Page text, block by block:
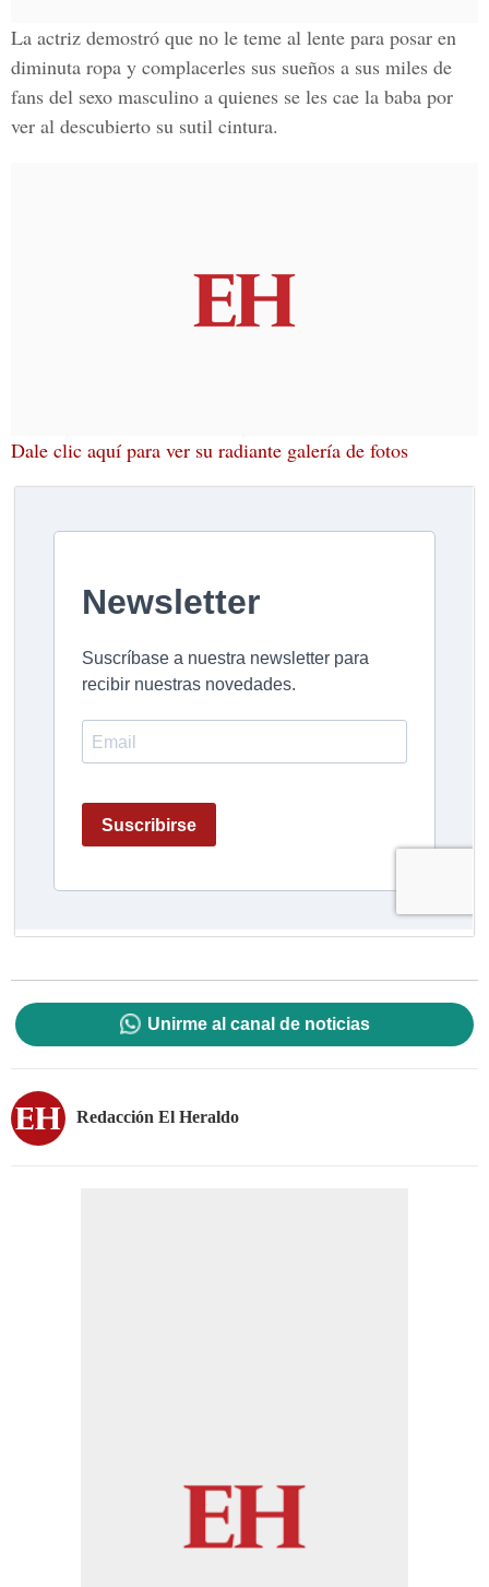
La actriz demostró que no le teme al lente para posar en
diminuta ropa y complacerles sus sueños a sus miles de
fans del sexo masculino a quienes se les cae la baba por
ver al descubierto su sutil cintura.
Dale clic aquí para ver su radiante galería de fotos
Unirme al canal de noticias
Redacción El Heraldo